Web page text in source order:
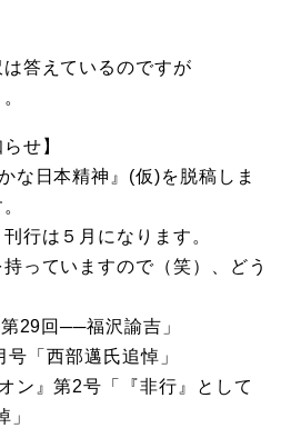
答えているのですが
せ】
日本精神』(仮)を脱稿しま
行は５月になります。
っていますので（笑）、どう
29回──福沢諭吉」
「西部邁氏追悼」
ン』第2号「『非行』として